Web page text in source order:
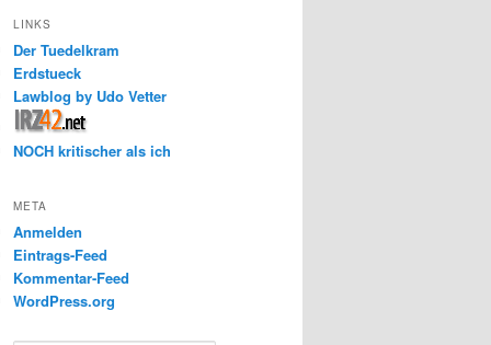
LINKS
Der Tuedelkram
Erdstueck
Lawblog by Udo Vetter
NOCH kritischer als ich
META
Anmelden
Eintrags-Feed
Kommentar-Feed
WordPress.org